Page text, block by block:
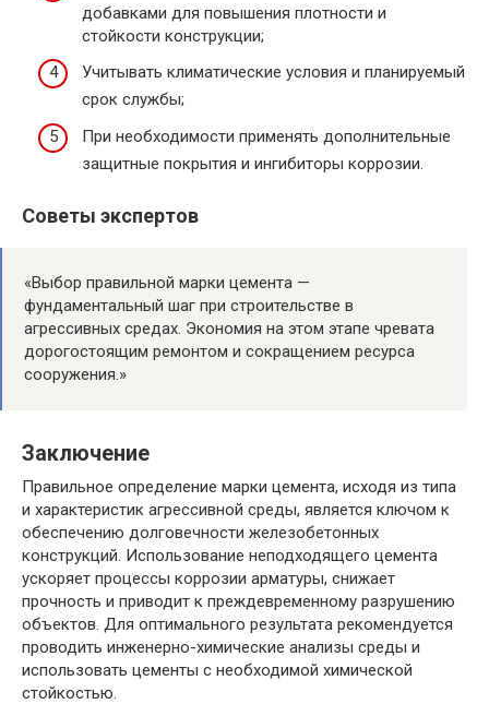
добавками для повышения плотности и
стойкости конструкции;
Учитывать климатические условия и планируемый
срок службы;
При необходимости применять дополнительные
защитные покрытия и ингибиторы коррозии.
Советы экспертов
«Выбор правильной марки цемента —
фундаментальный шаг при строительстве в
агрессивных средах. Экономия на этом этапе чревата
дорогостоящим ремонтом и сокращением ресурса
сооружения.»
Заключение
Правильное определение марки цемента, исходя из типа
и характеристик агрессивной среды, является ключом к
обеспечению долговечности железобетонных
конструкций. Использование неподходящего цемента
ускоряет процессы коррозии арматуры, снижает
прочность и приводит к преждевременному разрушению
объектов. Для оптимального результата рекомендуется
проводить инженерно-химические анализы среды и
использовать цементы с необходимой химической
стойкостью.